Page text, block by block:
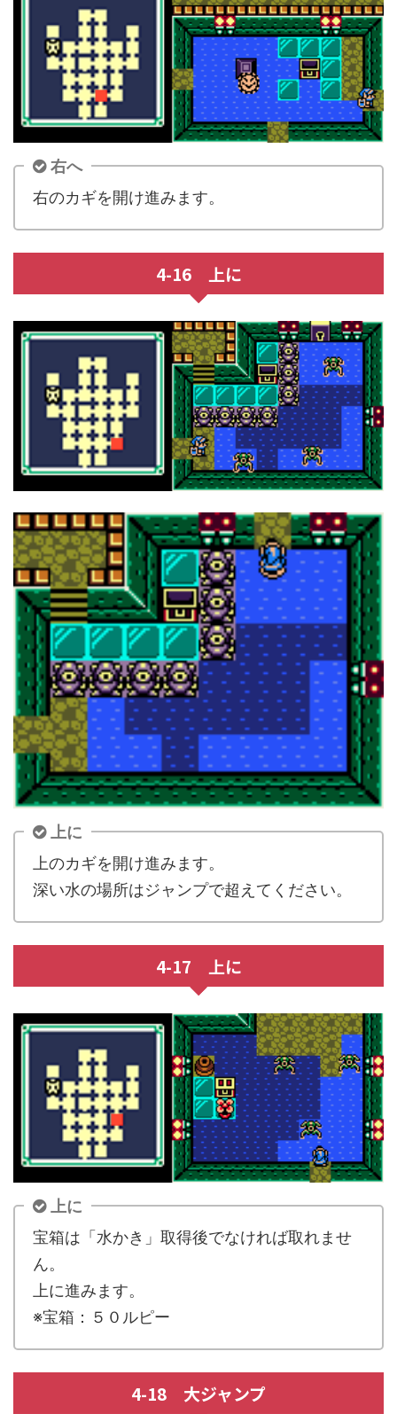
右へ
右のカギを開け進みます。
4-16 上に
上に
上のカギを開け進みます。
深い水の場所はジャンプで超えてください。
4-17 上に
上に
宝箱は「水かき」取得後でなければ取れませ
ん。
上に進みます。
※宝箱：５０ルピー
4-18 大ジャンプ